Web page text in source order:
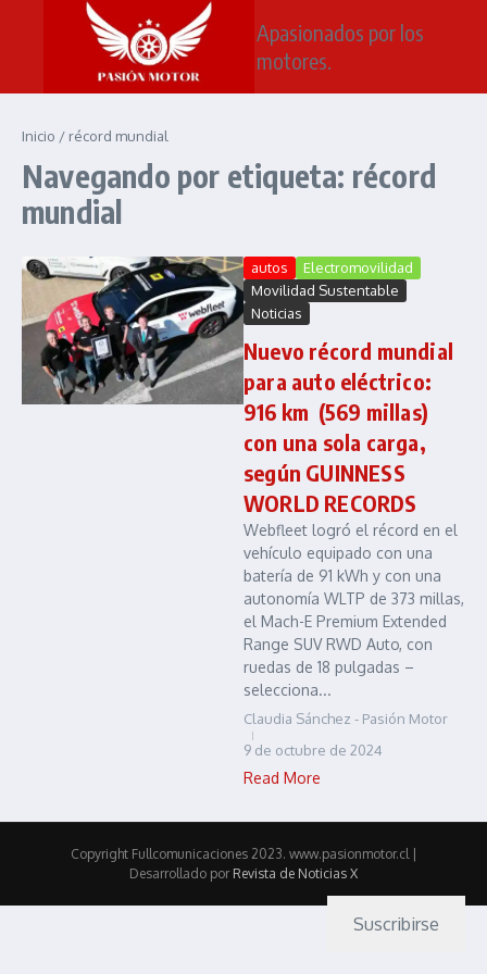
Saltar al contenido
Apasionados por los
motores.
Inicio / récord mundial
Navegando por etiqueta: récord
mundial
autos
Electromovilidad
Movilidad Sustentable
Noticias
Nuevo récord mundial
para auto eléctrico:
916 km (569 millas)
con una sola carga,
según GUINNESS
WORLD RECORDS
Webfleet logró el récord en el
vehículo equipado con una
batería de 91 kWh y con una
autonomía WLTP de 373 millas,
el Mach-E Premium Extended
Range SUV RWD Auto, con
ruedas de 18 pulgadas –
selecciona...
Claudia Sánchez - Pasión Motor
9 de octubre de 2024
Read More
Copyright Fullcomunicaciones 2023. www.pasionmotor.cl |
Desarrollado por Revista de Noticias X
Suscribirse